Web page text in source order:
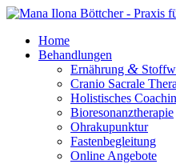
Home
Behandlungen
Ernährung &
Cranio Sacrale
Holistisches
Bioresonanztherapie
Ohrakupunktur
Fastenbegleitung
Online Angebote